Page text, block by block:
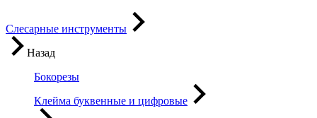
Слесарные инструменты
Назад
Бокорезы
Клейма буквенные и цифровые